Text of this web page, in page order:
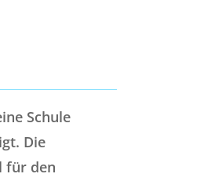
Schule
Die
für den